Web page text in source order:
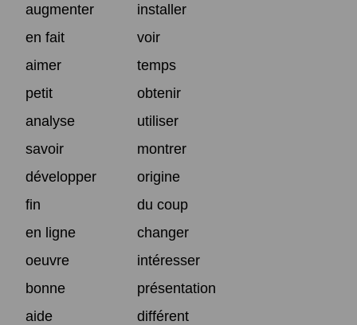
augmenter
installer
en fait
voir
aimer
temps
petit
obtenir
analyse
utiliser
savoir
montrer
développer
origine
fin
du coup
en ligne
changer
oeuvre
intéresser
bonne
présentation
aide
différent